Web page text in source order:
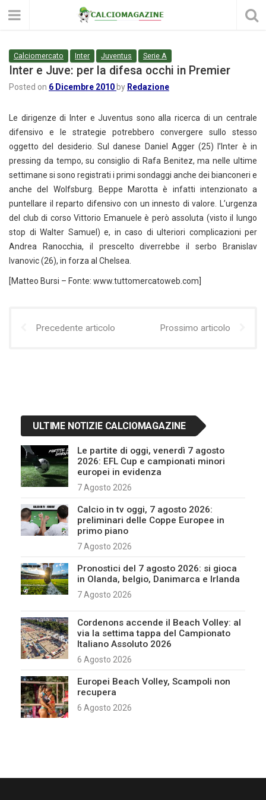
Calciomercato Inter Juventus Serie A
Inter e Juve: per la difesa occhi in Premier
Posted on 6 Dicembre 2010 by Redazione
Le dirigenze di Inter e Juventus sono alla ricerca di un centrale
difensivo e le strategie potrebbero convergere sullo stesso
oggetto del desiderio. Sul danese Daniel Agger (25) l’Inter è in
pressing da tempo, su consiglio di Rafa Benitez, ma nelle ultime
settimane si sono registrati i primi sondaggi anche dei bianconeri e
anche del Wolfsburg. Beppe Marotta è infatti intenzionato a
puntellare il reparto difensivo con un innesto di valore. L’urgenza
del club di corso Vittorio Emanuele è però assoluta (visto il lungo
stop di Walter Samuel) e, in caso di ulteriori complicazioni per
Andrea Ranocchia, il prescelto diverrebbe il serbo Branislav
Ivanovic (26), in forza al Chelsea.
[Matteo Bursi – Fonte: www.tuttomercatoweb.com]
Precedente articolo Prossimo articolo
ULTIME NOTIZIE CALCIOMAGAZINE
Le partite di oggi, venerdì 7 agosto
2026: EFL Cup e campionati minori
europei in evidenza
7 Agosto 2026
Calcio in tv oggi, 7 agosto 2026:
preliminari delle Coppe Europee in
primo piano
7 Agosto 2026
Pronostici del 7 agosto 2026: si gioca
in Olanda, belgio, Danimarca e Irlanda
7 Agosto 2026
Cordenons accende il Beach Volley: al
via la settima tappa del Campionato
Italiano Assoluto 2026
6 Agosto 2026
Europei Beach Volley, Scampoli non
recupera
6 Agosto 2026